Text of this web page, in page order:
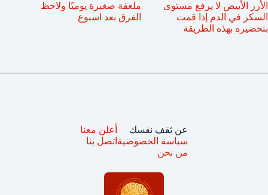
الأرز الأبيض لا يرفع مستوى
السكر في الدم إذا قمت
بتحضيره بهذه الطريقة
ملعقة صغيرة يوميًا ولاحظ
الفرق بعد اسبوع
عن ثقف نفسك
سياسة الخصوصية
من نحن
أعلن معنا
اتصل بنا